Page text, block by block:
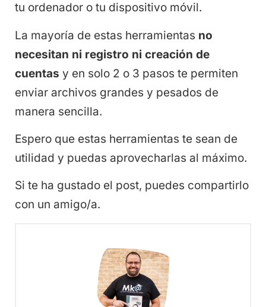
tu ordenador o tu dispositivo móvil.
La mayoría de estas herramientas no
necesitan ni registro ni creación de
cuentas y en solo 2 o 3 pasos te permiten
enviar archivos grandes y pesados de
manera sencilla.
Espero que estas herramientas te sean de
utilidad y puedas aprovecharlas al máximo.
Si te ha gustado el post, puedes compartirlo
con un amigo/a.